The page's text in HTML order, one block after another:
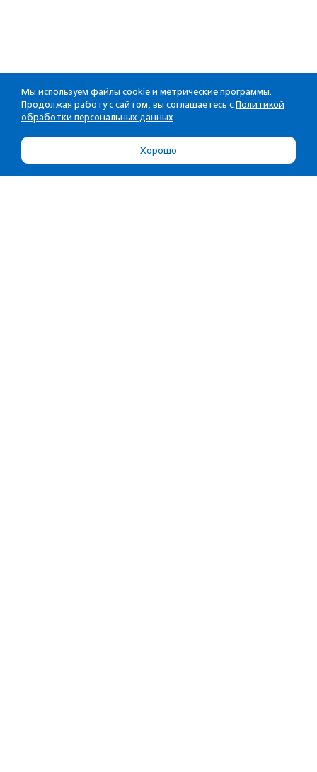
Мы используем файлы cookie и метрические программы.
Продолжая работу с сайтом, вы соглашаетесь с Политикой
обработки персональных данных
Хорошо